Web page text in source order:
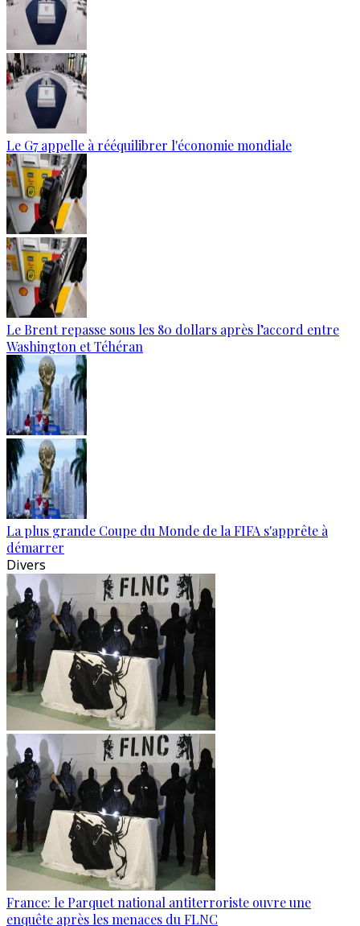
Le G7 appelle à rééquilibrer l'économie mondiale
Le Brent repasse sous les 80 dollars après l’accord entre
Washington et Téhéran
La plus grande Coupe du Monde de la FIFA s'apprête à
démarrer
Divers
France: le Parquet national antiterroriste ouvre une
enquête après les menaces du FLNC